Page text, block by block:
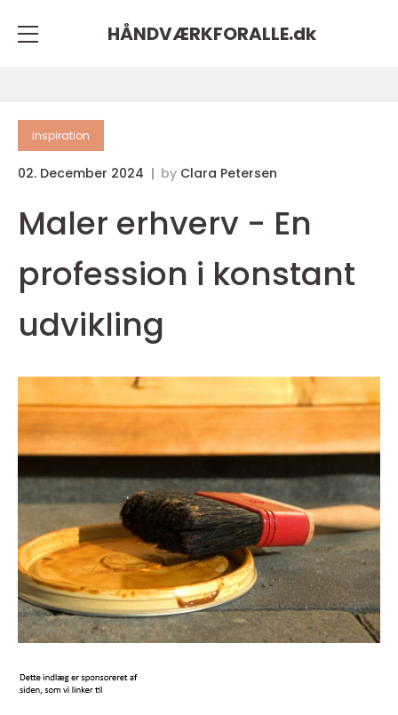
HÅNDVÆRKFORALLE.dk
inspiration
02. December 2024 by Clara Petersen
Maler erhverv - En
profession i konstant
udvikling